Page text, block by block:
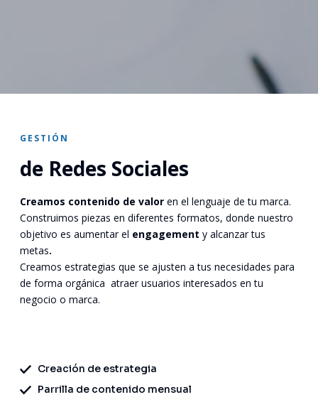
GESTIÓN
de Redes Sociales
Creamos contenido de valor en el lenguaje de tu marca.
Construimos piezas en diferentes formatos, donde nuestro
objetivo es aumentar el engagement y alcanzar tus
metas.
Creamos estrategias que se ajusten a tus necesidades para
de forma orgánica atraer usuarios interesados en tu
negocio o marca.
Creación de estrategia
Parrilla de contenido mensual